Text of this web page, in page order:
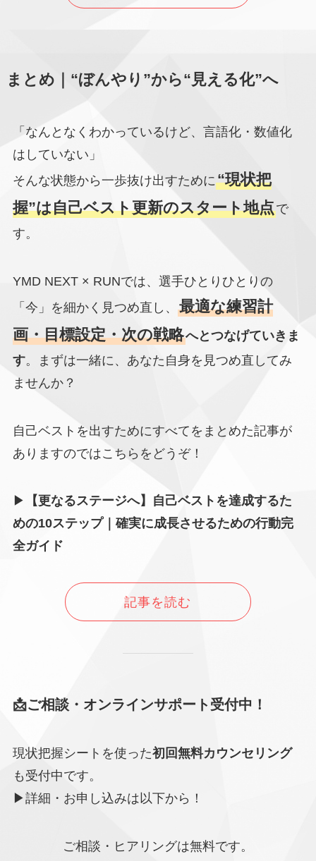
まとめ｜“ぼんやり”から“見える化”へ
「なんとなくわかっているけど、言語化・数値化
はしていない」
そんな状態から一歩抜け出すために“現状把
握”は自己ベスト更新のスタート地点で
す。
YMD NEXT × RUNでは、選手ひとりひとりの
「今」を細かく見つめ直し、 最適な練習計
画・目標設定・次の戦略へとつなげていきま
す。まずは一緒に、あなた自身を見つめ直してみ
ませんか？
自己ベストを出すためにすべてをまとめた記事が
ありますのではこちらをどうぞ！
▶
【更なるステージへ】自己ベストを達成するた
めの10ステップ｜確実に成長させるための行動完
全ガイド
記事を読む
📩ご相談・オンラインサポート受付中！
現状把握シートを使った初回無料カウンセリング
も受付中です。
▶詳細・お申し込みは以下から！
ご相談・ヒアリングは無料です。